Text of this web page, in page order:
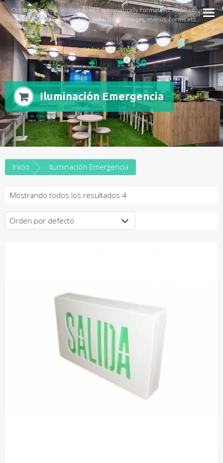
Optional Top Bar Widget Area – automatically formatted 50/50 columns
Supports widgets – text, links , icons, images, menus, forms etc..
La luz de tu confort
0 $0
Iluminación Emergencia
Inicio Iluminación Emergencia
Mostrando todos los resultados 4